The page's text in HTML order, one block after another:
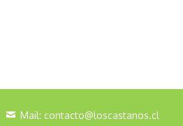
Mail: contacto@loscastanos.cl